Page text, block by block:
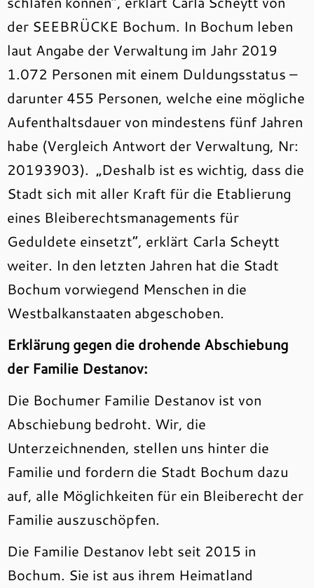
der SEEBRÜCKE Bochum. In Bochum leben
laut Angabe der Verwaltung im Jahr 2019
1.072 Personen mit einem Duldungsstatus –
darunter 455 Personen, welche eine mögliche
Aufenthaltsdauer von mindestens fünf Jahren
habe (Vergleich Antwort der Verwaltung, Nr:
20193903). „Deshalb ist es wichtig, dass die
Stadt sich mit aller Kraft für die Etablierung
eines Bleiberechtsmanagements für
Geduldete einsetzt“, erklärt Carla Scheytt
weiter. In den letzten Jahren hat die Stadt
Bochum vorwiegend Menschen in die
Westbalkanstaaten abgeschoben.
Erklärung gegen die drohende Abschiebung
der Familie Destanov:
Die Bochumer Familie Destanov ist von
Abschiebung bedroht. Wir, die
Unterzeichnenden, stellen uns hinter die
Familie und fordern die Stadt Bochum dazu
auf, alle Möglichkeiten für ein Bleiberecht der
Familie auszuschöpfen.
Die Familie Destanov lebt seit 2015 in
Bochum. Sie ist aus ihrem Heimatland